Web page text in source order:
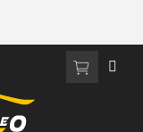
NÁKUPNÍ